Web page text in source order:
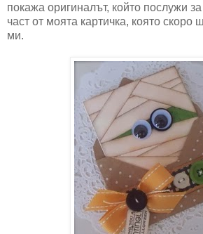
покажа оригиналът, който послужи
част от моята картичка, която скоро
ми.